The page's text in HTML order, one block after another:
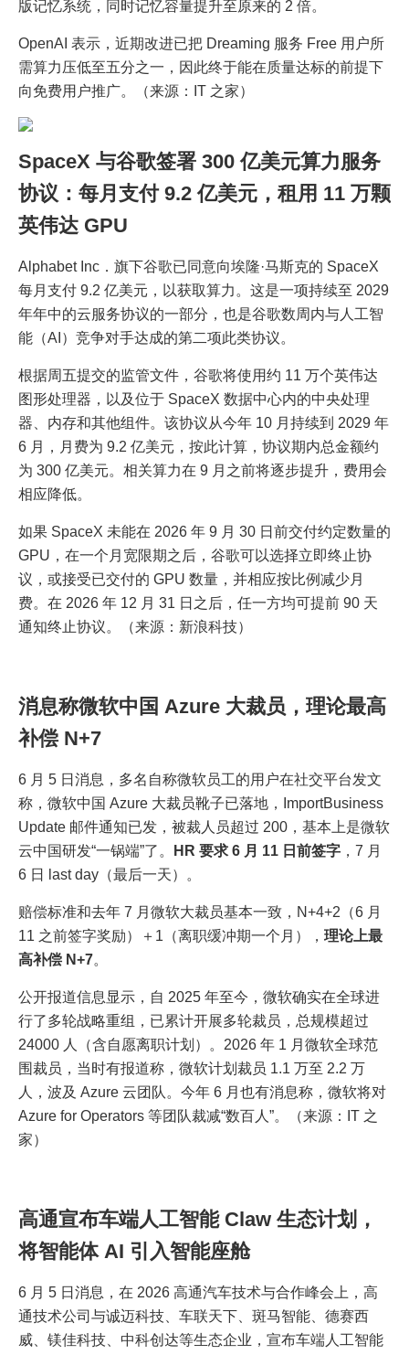
版记忆系统，同时记忆容量提升至原来的 2 倍。
OpenAI 表示，近期改进已把 Dreaming 服务 Free 用户所
需算力压低至五分之一，因此终于能在质量达标的前提下
向免费用户推广。（来源：IT 之家）
SpaceX 与谷歌签署 300 亿美元算力服务
协议：每月支付 9.2 亿美元，租用 11 万颗
英伟达 GPU
Alphabet Inc．旗下谷歌已同意向埃隆·马斯克的 SpaceX
每月支付 9.2 亿美元，以获取算力。这是一项持续至 2029
年年中的云服务协议的一部分，也是谷歌数周内与人工智
能（AI）竞争对手达成的第二项此类协议。
根据周五提交的监管文件，谷歌将使用约 11 万个英伟达
图形处理器，以及位于 SpaceX 数据中心内的中央处理
器、内存和其他组件。该协议从今年 10 月持续到 2029 年
6 月，月费为 9.2 亿美元，按此计算，协议期内总金额约
为 300 亿美元。相关算力在 9 月之前将逐步提升，费用会
相应降低。
如果 SpaceX 未能在 2026 年 9 月 30 日前交付约定数量的
GPU，在一个月宽限期之后，谷歌可以选择立即终止协
议，或接受已交付的 GPU 数量，并相应按比例减少月
费。在 2026 年 12 月 31 日之后，任一方均可提前 90 天
通知终止协议。（来源：新浪科技）
消息称微软中国 Azure 大裁员，理论最高
补偿 N+7
6 月 5 日消息，多名自称微软员工的用户在社交平台发文
称，微软中国 Azure 大裁员靴子已落地，ImportBusiness
Update 邮件通知已发，被裁人员超过 200，基本上是微软
云中国研发“一锅端”了。
HR 要求 6 月 11 日前签字 ，7 月
6 日 last day（最后一天）。
赔偿标准和去年 7 月微软大裁员基本一致，N+4+2（6 月
11 之前签字奖励）＋1（离职缓冲期一个月）， 理论上最
高补偿 N+7。
公开报道信息显示，自 2025 年至今，微软确实在全球进
行了多轮战略重组，已累计开展多轮裁员，总规模超过
24000 人（含自愿离职计划）。2026 年 1 月微软全球范
围裁员，当时有报道称，微软计划裁员 1.1 万至 2.2 万
人，波及 Azure 云团队。今年 6 月也有消息称，微软将对
Azure for Operators 等团队裁减“数百人”。（来源：IT 之
家）
高通宣布车端人工智能 Claw 生态计划，
将智能体 AI 引入智能座舱
6 月 5 日消息，在 2026 高通汽车技术与合作峰会上，高
通技术公司与诚迈科技、车联天下、斑马智能、德赛西
威、镁佳科技、中科创达等生态企业，宣布车端人工智能